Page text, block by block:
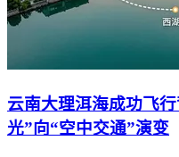
云南大理洱海成功飞
光”向“空中交通”演变